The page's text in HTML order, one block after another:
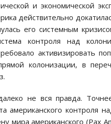
и экономической
действительно
его системным
контроля над
активизировать
колонизации, в
не вся правда.
американского
мира американского